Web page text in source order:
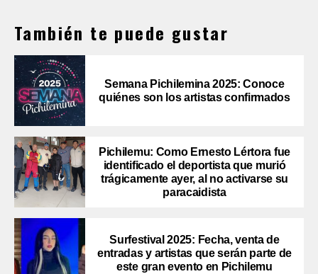
También te puede gustar
Semana Pichilemina 2025: Conoce
quiénes son los artistas confirmados
Pichilemu: Como Ernesto Lértora fue
identificado el deportista que murió
trágicamente ayer, al no activarse su
paracaidista
Surfestival 2025: Fecha, venta de
entradas y artistas que serán parte de
este gran evento en Pichilemu